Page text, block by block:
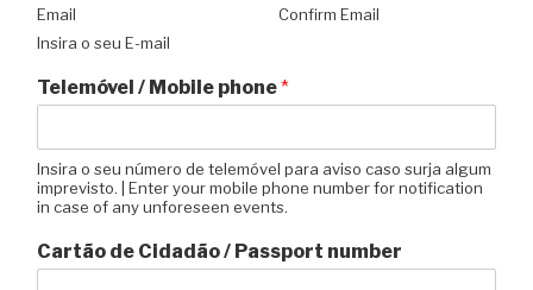
Email
Confirm Email
Insira o seu E-mail
Telemóvel / Mobile phone*
Insira o seu número de telemóvel para aviso caso surja algum
imprevisto. | Enter your mobile phone number for notification
in case of any unforeseen events.
Cartão de Cidadão / Passport number